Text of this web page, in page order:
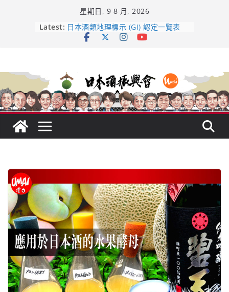
星期日, 9 8 月, 2026
Latest: 龜之井酒造：口說上手 – 山形純米大
吟釀的堅持與傳承 ～ くどき上手
響 𝟭𝟮 年 復活了!
【酒業商戰】130年老酒藏殺入股票
市場！梅乃宿上市背後的密碼